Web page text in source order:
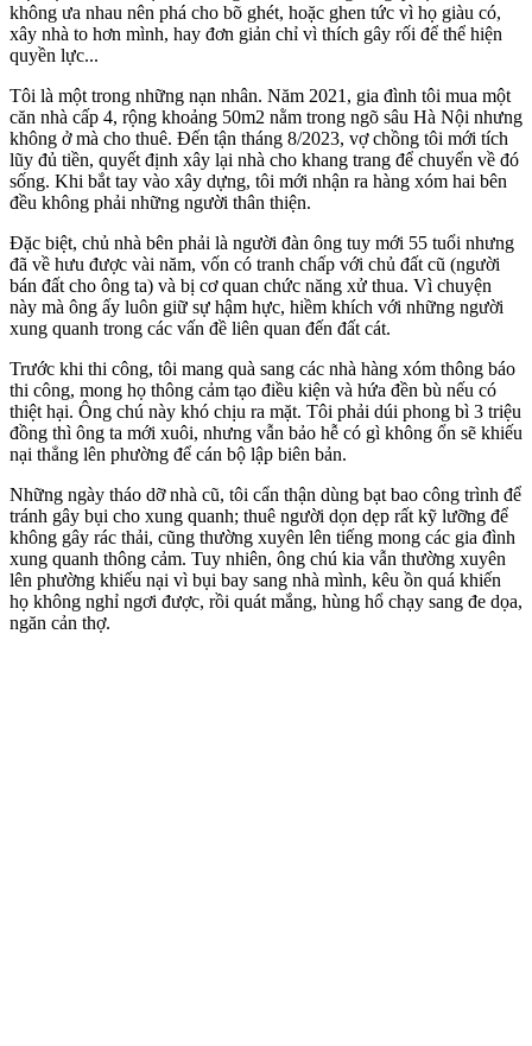
không ưa nhau nên phá cho bõ ghét, hoặc ghen tức vì họ giàu có,
xây nhà to hơn mình, hay đơn giản chỉ vì thích gây rối để thể hiện
quyền lực...
Tôi là một trong những nạn nhân. Năm 2021, gia đình tôi mua một
căn nhà cấp 4, rộng khoảng 50m2 nằm trong ngõ sâu Hà Nội nhưng
không ở mà cho thuê. Đến tận tháng 8/2023, vợ chồng tôi mới tích
lũy đủ tiền, quyết định xây lại nhà cho khang trang để chuyển về đó
sống. Khi bắt tay vào xây dựng, tôi mới nhận ra hàng xóm hai bên
đều không phải những người thân thiện.
Đặc biệt, chủ nhà bên phải là người đàn ông tuy mới 55 tuổi nhưng
đã về hưu được vài năm, vốn có tranh chấp với chủ đất cũ (người
bán đất cho ông ta) và bị cơ quan chức năng xử thua. Vì chuyện
này mà ông ấy luôn giữ sự hậm hực, hiềm khích với những người
xung quanh trong các vấn đề liên quan đến đất cát.
Trước khi thi công, tôi mang quà sang các nhà hàng xóm thông báo
thi công, mong họ thông cảm tạo điều kiện và hứa đền bù nếu có
thiệt hại. Ông chú này khó chịu ra mặt. Tôi phải dúi phong bì 3 triệu
đồng thì ông ta mới xuôi, nhưng vẫn bảo hễ có gì không ổn sẽ khiếu
nại thẳng lên phường để cán bộ lập biên bản.
Những ngày tháo dỡ nhà cũ, tôi cẩn thận dùng bạt bao công trình để
tránh gây bụi cho xung quanh; thuê người dọn dẹp rất kỹ lưỡng để
không gây rác thải, cũng thường xuyên lên tiếng mong các gia đình
xung quanh thông cảm. Tuy nhiên, ông chú kia vẫn thường xuyên
lên phường khiếu nại vì bụi bay sang nhà mình, kêu ồn quá khiến
họ không nghỉ ngơi được, rồi quát mắng, hùng hổ chạy sang đe dọa,
ngăn cản thợ.